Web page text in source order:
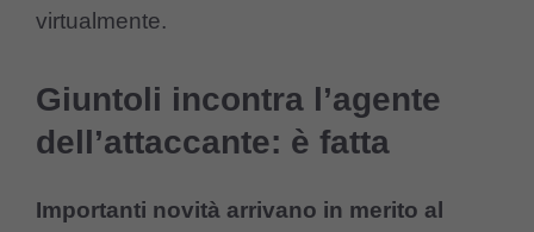
virtualmente.
Giuntoli incontra l’agente
dell’attaccante: è fatta
Importanti novità arrivano in merito al